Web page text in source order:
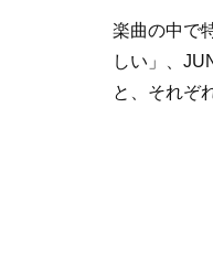
楽曲の中で
しい」、
と、それぞ